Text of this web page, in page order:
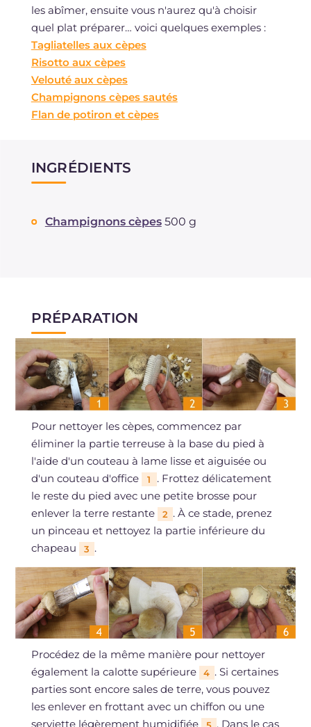
les abîmer, ensuite vous n'aurez qu'à choisir
quel plat préparer… voici quelques exemples :
Tagliatelles aux cèpes
Risotto aux cèpes
Velouté aux cèpes
Champignons cèpes sautés
Flan de potiron et cèpes
INGRÉDIENTS
Champignons cèpes 500 g
PRÉPARATION
Pour nettoyer les cèpes, commencez par
éliminer la partie terreuse à la base du pied à
l'aide d'un couteau à lame lisse et aiguisée ou
d'un couteau d'office
1
. Frottez délicatement
le reste du pied avec une petite brosse pour
enlever la terre restante
2 . À ce stade, prenez
un pinceau et nettoyez la partie inférieure du
chapeau
3 .
Procédez de la même manière pour nettoyer
également la calotte supérieure
4 . Si certaines
parties sont encore sales de terre, vous pouvez
les enlever en frottant avec un chiffon ou une
serviette légèrement humidifiée
. Dans le cas